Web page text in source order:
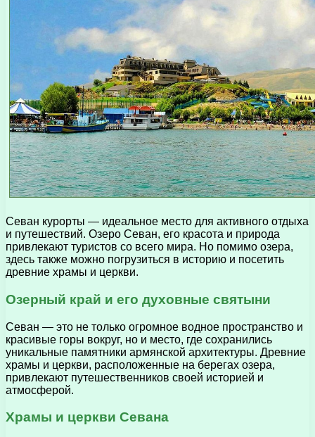
Севан курорты — идеальное место для активного отдыха
и путешествий. Озеро Севан, его красота и природа
привлекают туристов со всего мира. Но помимо озера,
здесь также можно погрузиться в историю и посетить
древние храмы и церкви.
Озерный край и его духовные святыни
Севан — это не только огромное водное пространство и
красивые горы вокруг, но и место, где сохранились
уникальные памятники армянской архитектуры. Древние
храмы и церкви, расположенные на берегах озера,
привлекают путешественников своей историей и
атмосферой.
Храмы и церкви Севана